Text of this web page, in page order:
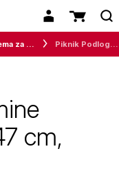
Oprema za kampiranje
cm,